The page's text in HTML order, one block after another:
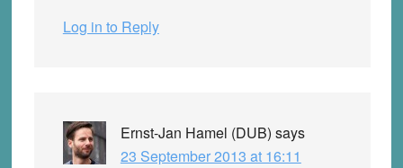
Log in to Reply
Ernst-Jan Hamel (DUB) says
23 September 2013 at 16:11